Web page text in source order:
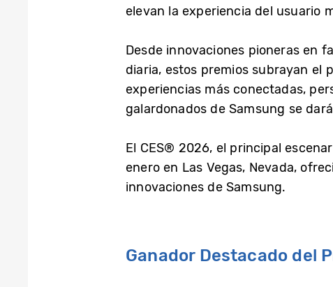
elevan la experiencia del usuario
Desde innovaciones pioneras en
diaria, estos premios subrayan el
experiencias más conectadas,
galardonados de Samsung se
El CES® 2026, el principal
enero en Las Vegas, Nevada,
innovaciones de Samsung.
Ganador Destacado del